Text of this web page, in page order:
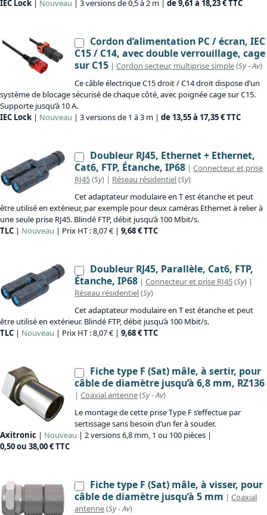
IEC Lock Nouveau | 3 versions de 0,5 à 2 m | de 9,61 à 18,23 € TTC
Cordon d’alimentation PC / écran, IEC
C15 / C14, avec double verrouillage, cage
sur C15 | Cordon secteur, multiprise simple(Sy-Av)
Ce câble électrique C15 droit / C14 droit dispose d’un
système de blocage sécurisé de chaque côté, avec poignée cage sur C15.
Supporte jusqu’à 10 A.
IEC Lock | Nouveau | 3 versions de 1 à 3 m | de 13,55 à 17,35 € TTC
Doubleur RJ45, Ethernet + Ethernet,
Cat6, FTP, Étanche, IP68 | Connecteur et prise
RJ45(Sy) | Réseau résidentiel(Sy)
Cet adaptateur modulaire en T est étanche et peut
être utilisé en extérieur, par exemple pour deux caméras Ethernet à relier à
une seule prise RJ45. Blindé FTP, débit jusqu’à 100 Mbit/s.
TLC | Nouveau | Prix HT : 8,07 € | 9,68 € TTC
Doubleur RJ45, Parallèle, Cat6, FTP,
Étanche, IP68 | Connecteur et prise RJ45(Sy) |
Réseau résidentiel(Sy)
Cet adaptateur modulaire en T est étanche et peut
être utilisé en extérieur. Blindé FTP, débit jusqu’à 100 Mbit/s.
TLC | Nouveau | Prix HT : 8,07 € | 9,68 € TTC
Fiche type F (Sat) mâle, à sertir, pour
câble de diamètre jusqu’à 6,8 mm, RZ136
| Coaxial antenne(Sy-Av)
Le montage de cette prise Type F s’effectue par
sertissage sans besoin d’un fer à souder.
Axitronic | Nouveau | 2 versions 6,8 mm, 1 ou 100 pièces |
0,50 ou 38,00 € TTC
Fiche type F (Sat) mâle, à visser, pour
câble de diamètre jusqu’à 5 mm | Coaxial
antenne(Sy-Av)